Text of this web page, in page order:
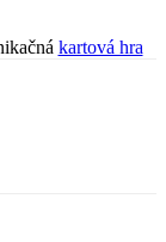
kartová hra